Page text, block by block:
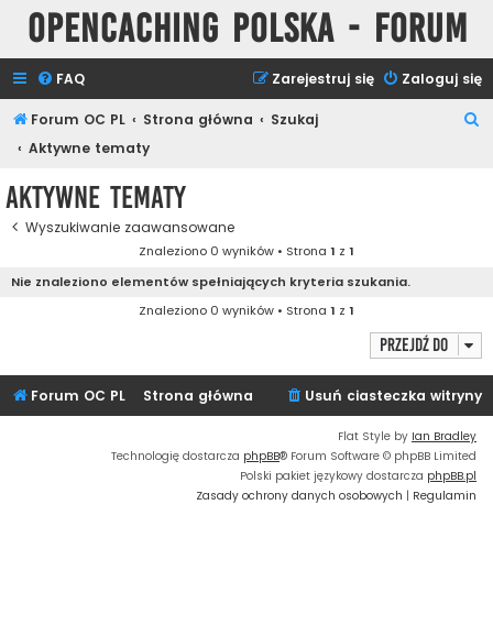
Opencaching Polska - Forum
FAQ Zaloguj się
Zarejestruj się
Forum OC PL Strona główna
Szukaj
Aktywne tematy
Aktywne tematy
Wyszukiwanie zaawansowane
Znaleziono 0 wyników • Strona 1 z 1
Nie znaleziono elementów spełniających kryteria szukania.
Znaleziono 0 wyników • Strona 1 z 1
Przejdź do
Forum OC PL Strona główna Usuń ciasteczka witryny
Flat Style by Ian Bradley
Technologię dostarcza phpBB® Forum Software © phpBB Limited
Polski pakiet językowy dostarcza phpBB.pl
Zasady ochrony danych osobowych | Regulamin